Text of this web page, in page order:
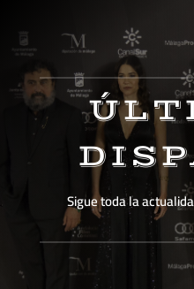
Sigue toda la